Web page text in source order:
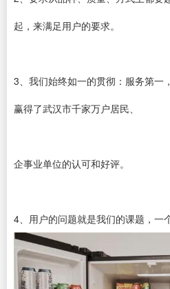
起，来满足用户的要求。
3、我们始终如一的贯彻：服务第一
赢得了武汉市千家万户居民、
企事业单位的认可和好评。
4、用户的问题就是我们的课题，一